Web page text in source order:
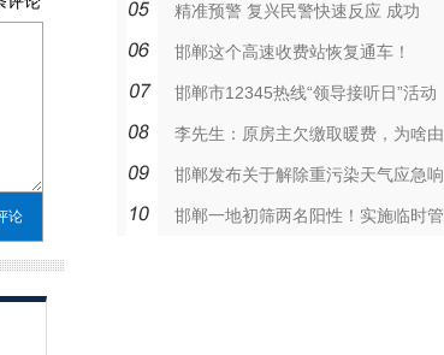
精准预警 复兴民警快速反应 成功
邯郸这个高速收费站恢复通车！
邯郸市12345热线“领导接听日”活动
李先生：原房主欠缴取暖费，为啥由
邯郸发布关于解除重污染天气应急响
邯郸一地初筛两名阳性！实施临时管